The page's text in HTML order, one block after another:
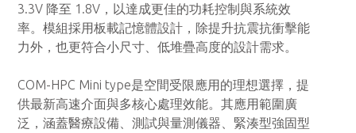
3.3V 降至 1.8V，以達成更佳的功耗控制與系統效
率。模組採用板載記憶體設計，除提升抗震抗衝擊能
力外，也更符合小尺寸、低堆疊高度的設計需求。
COM-HPC Mini type是空間受限應用的理想選擇，提
供最新高速介面與多核心處理效能。其應用範圍廣
泛，涵蓋醫療設備、測試與量測儀器、緊湊型強固型